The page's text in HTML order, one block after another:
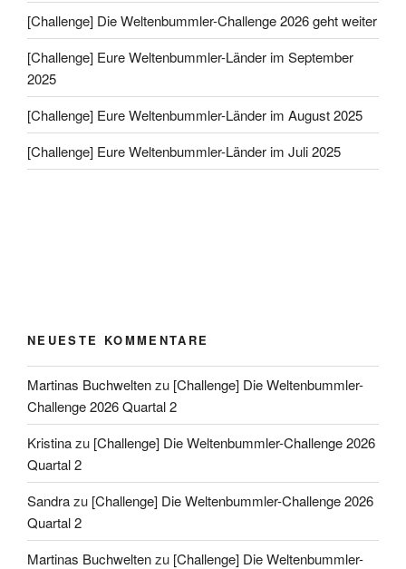
[Challenge] Die Weltenbummler-Challenge 2026 geht weiter
[Challenge] Eure Weltenbummler-Länder im September
2025
[Challenge] Eure Weltenbummler-Länder im August 2025
[Challenge] Eure Weltenbummler-Länder im Juli 2025
NEUESTE KOMMENTARE
Martinas Buchweltenzu [Challenge] Die Weltenbummler-
Challenge 2026 Quartal 2
Kristinazu [Challenge] Die Weltenbummler-Challenge 2026
Quartal 2
Sandrazu [Challenge] Die Weltenbummler-Challenge 2026
Quartal 2
Martinas Buchweltenzu [Challenge] Die Weltenbummler-